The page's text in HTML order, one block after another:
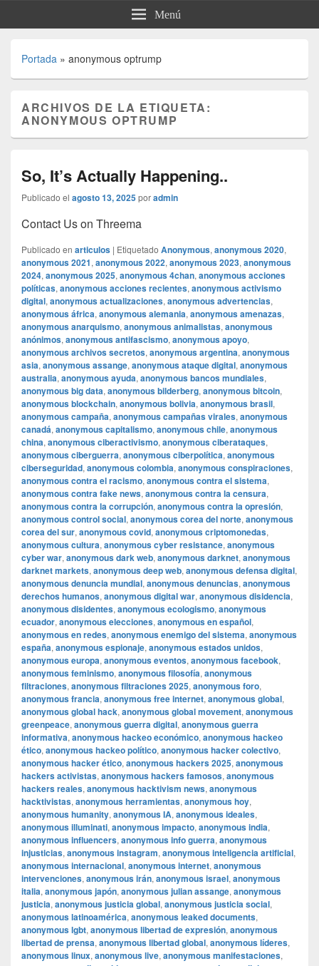
Menú
Portada » anonymous optrump
ARCHIVOS DE LA ETIQUETA:
ANONYMOUS OPTRUMP
So, It’s Actually Happening..
Publicado el agosto 13, 2025poradmin
Contact Us on Threema
Publicado en articulos | Etiquetado Anonymous, anonymous 2020,
anonymous 2021, anonymous 2022, anonymous 2023, anonymous
2024, anonymous 2025, anonymous 4chan, anonymous acciones
políticas, anonymous acciones recientes, anonymous activismo
digital, anonymous actualizaciones, anonymous advertencias,
anonymous áfrica, anonymous alemania, anonymous amenazas,
anonymous anarquismo, anonymous animalistas, anonymous
anónimos, anonymous antifascismo, anonymous apoyo,
anonymous archivos secretos, anonymous argentina, anonymous
asia, anonymous assange, anonymous ataque digital, anonymous
australia, anonymous ayuda, anonymous bancos mundiales,
anonymous big data, anonymous bilderberg, anonymous bitcoin,
anonymous blockchain, anonymous bolivia, anonymous brasil,
anonymous campaña, anonymous campañas virales, anonymous
canadá, anonymous capitalismo, anonymous chile, anonymous
china, anonymous ciberactivismo, anonymous ciberataques,
anonymous ciberguerra, anonymous ciberpolítica, anonymous
ciberseguridad, anonymous colombia, anonymous conspiraciones,
anonymous contra el racismo, anonymous contra el sistema,
anonymous contra fake news, anonymous contra la censura,
anonymous contra la corrupción, anonymous contra la opresión,
anonymous control social, anonymous corea del norte, anonymous
corea del sur, anonymous covid, anonymous criptomonedas,
anonymous cultura, anonymous cyber resistance, anonymous
cyber war, anonymous dark web, anonymous darknet, anonymous
darknet markets, anonymous deep web, anonymous defensa digital,
anonymous denuncia mundial, anonymous denuncias, anonymous
derechos humanos, anonymous digital war, anonymous disidencia,
anonymous disidentes, anonymous ecologismo, anonymous
ecuador, anonymous elecciones, anonymous en español,
anonymous en redes, anonymous enemigo del sistema, anonymous
españa, anonymous espionaje, anonymous estados unidos,
anonymous europa, anonymous eventos, anonymous facebook,
anonymous feminismo, anonymous filosofía, anonymous
filtraciones, anonymous filtraciones 2025, anonymous foro,
anonymous francia, anonymous free internet, anonymous global,
anonymous global hack, anonymous global movement, anonymous
greenpeace, anonymous guerra digital, anonymous guerra
informativa, anonymous hackeo económico, anonymous hackeo
ético, anonymous hackeo político, anonymous hacker colectivo,
anonymous hacker ético, anonymous hackers 2025, anonymous
hackers activistas, anonymous hackers famosos, anonymous
hackers reales, anonymous hacktivism news, anonymous
hacktivistas, anonymous herramientas, anonymous hoy,
anonymous humanity, anonymous IA, anonymous ideales,
anonymous illuminati, anonymous impacto, anonymous india,
anonymous influencers, anonymous info guerra, anonymous
injusticias, anonymous instagram, anonymous inteligencia artificial,
anonymous internacional, anonymous internet, anonymous
intervenciones, anonymous irán, anonymous israel, anonymous
italia, anonymous japón, anonymous julian assange, anonymous
justicia, anonymous justicia global, anonymous justicia social,
anonymous latinoamérica, anonymous leaked documents,
anonymous lgbt, anonymous libertad de expresión, anonymous
libertad de prensa, anonymous libertad global, anonymous líderes,
anonymous linux, anonymous live, anonymous manifestaciones,